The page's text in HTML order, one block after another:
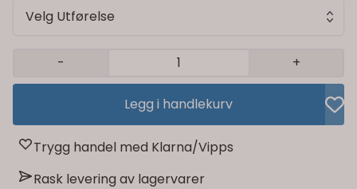
Velg Utførelse
- +
Legg i handlekurv
Trygg handel med Klarna/Vipps
Rask levering av lagervarer